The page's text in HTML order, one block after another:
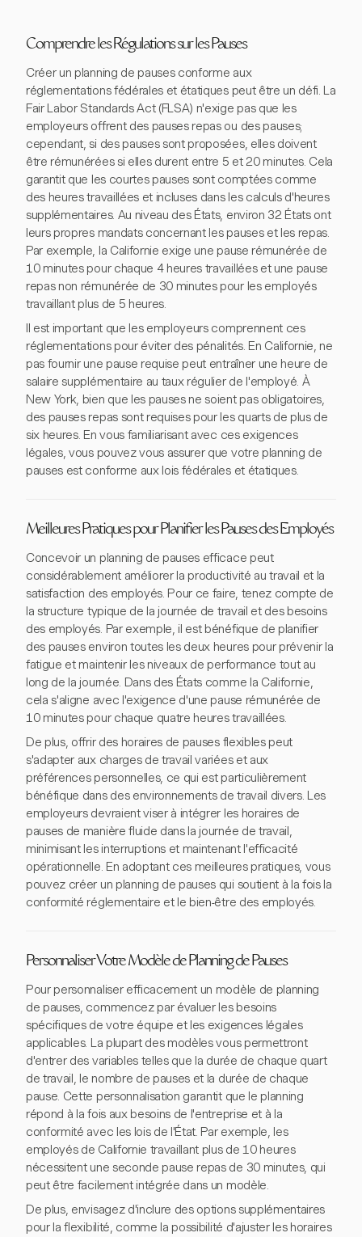
Comprendre les Régulations sur les Pauses
Créer un planning de pauses conforme aux
réglementations fédérales et étatiques peut être un défi. La
Fair Labor Standards Act (FLSA) n'exige pas que les
employeurs offrent des pauses repas ou des pauses;
cependant, si des pauses sont proposées, elles doivent
être rémunérées si elles durent entre 5 et 20 minutes. Cela
garantit que les courtes pauses sont comptées comme
des heures travaillées et incluses dans les calculs d'heures
supplémentaires. Au niveau des États, environ 32 États ont
leurs propres mandats concernant les pauses et les repas.
Par exemple, la Californie exige une pause rémunérée de
10 minutes pour chaque 4 heures travaillées et une pause
repas non rémunérée de 30 minutes pour les employés
travaillant plus de 5 heures.
Il est important que les employeurs comprennent ces
réglementations pour éviter des pénalités. En Californie, ne
pas fournir une pause requise peut entraîner une heure de
salaire supplémentaire au taux régulier de l'employé. À
New York, bien que les pauses ne soient pas obligatoires,
des pauses repas sont requises pour les quarts de plus de
six heures. En vous familiarisant avec ces exigences
légales, vous pouvez vous assurer que votre planning de
pauses est conforme aux lois fédérales et étatiques.
Meilleures Pratiques pour Planifier les Pauses des Employés
Concevoir un planning de pauses efficace peut
considérablement améliorer la productivité au travail et la
satisfaction des employés. Pour ce faire, tenez compte de
la structure typique de la journée de travail et des besoins
des employés. Par exemple, il est bénéfique de planifier
des pauses environ toutes les deux heures pour prévenir la
fatigue et maintenir les niveaux de performance tout au
long de la journée. Dans des États comme la Californie,
cela s'aligne avec l'exigence d'une pause rémunérée de
10 minutes pour chaque quatre heures travaillées.
De plus, offrir des horaires de pauses flexibles peut
s'adapter aux charges de travail variées et aux
préférences personnelles, ce qui est particulièrement
bénéfique dans des environnements de travail divers. Les
employeurs devraient viser à intégrer les horaires de
pauses de manière fluide dans la journée de travail,
minimisant les interruptions et maintenant l'efficacité
opérationnelle. En adoptant ces meilleures pratiques, vous
pouvez créer un planning de pauses qui soutient à la fois la
conformité réglementaire et le bien-être des employés.
Personnaliser Votre Modèle de Planning de Pauses
Pour personnaliser efficacement un modèle de planning
de pauses, commencez par évaluer les besoins
spécifiques de votre équipe et les exigences légales
applicables. La plupart des modèles vous permettront
d'entrer des variables telles que la durée de chaque quart
de travail, le nombre de pauses et la durée de chaque
pause. Cette personnalisation garantit que le planning
répond à la fois aux besoins de l'entreprise et à la
conformité avec les lois de l'État. Par exemple, les
employés de Californie travaillant plus de 10 heures
nécessitent une seconde pause repas de 30 minutes, qui
peut être facilement intégrée dans un modèle.
De plus, envisagez d'inclure des options supplémentaires
pour la flexibilité, comme la possibilité d'ajuster les horaires